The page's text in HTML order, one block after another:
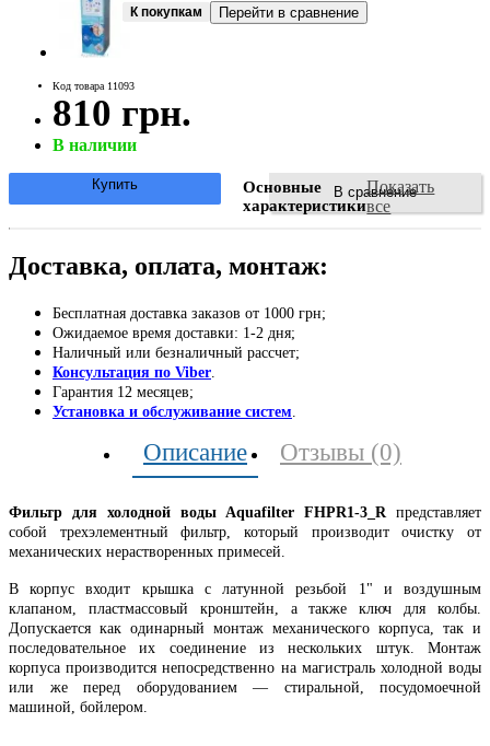
Код товара 11093
810 грн.
В наличии
В сравнение
Купить
Основные
характеристики
Показать
все
Доставка, оплата, монтаж:
Бесплатная доставка заказов от 1000 грн;
Ожидаемое время доставки: 1-2 дня;
Наличный или безналичный рассчет;
Консультация по Viber
Гарантия 12 месяцев;
Установка и обслуживание систем
Описание Отзывы (0)
Фильтр для холодной воды Aquafilter FHPR1-3_R представляет
собой трехэлементный фильтр, который производит очистку от
механических нерастворенных примесей.
В корпус входит крышка с латунной резьбой 1" и воздушным
клапаном, пластмассовый кронштейн, а также ключ для колбы.
Допускается как одинарный монтаж механического корпуса, так и
последовательное их соединение из нескольких штук. Монтаж
корпуса производится непосредственно на магистраль холодной воды
или же перед оборудованием — стиральной, посудомоечной
машиной, бойлером.
К покупкам Перейти в сравнение